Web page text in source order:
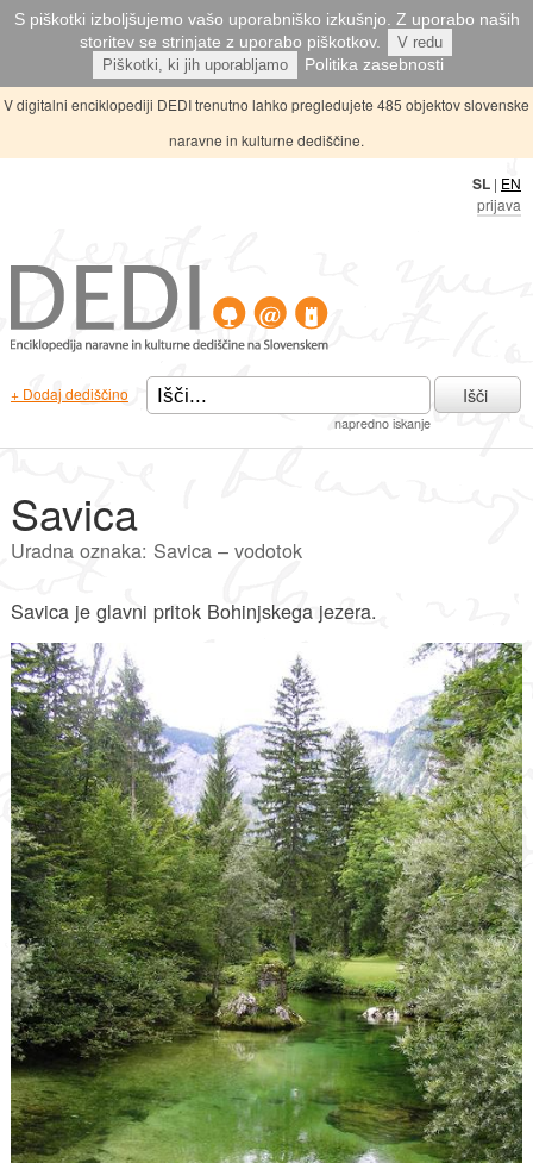
S piškotki izboljšujemo vašo uporabniško izkušnjo. Z uporabo naših
storitev se strinjate z uporabo piškotkov.
V redu
Piškotki, ki jih uporabljamo
Politika zasebnosti
V digitalni enciklopediji DEDI trenutno lahko pregledujete 485 objektov slovenske
naravne in kulturne dediščine.
SL | EN
prijava
+ Dodaj dediščino
napredno iskanje
Išči
Savica
Uradna oznaka: Savica – vodotok
Savica je glavni pritok Bohinjskega jezera.